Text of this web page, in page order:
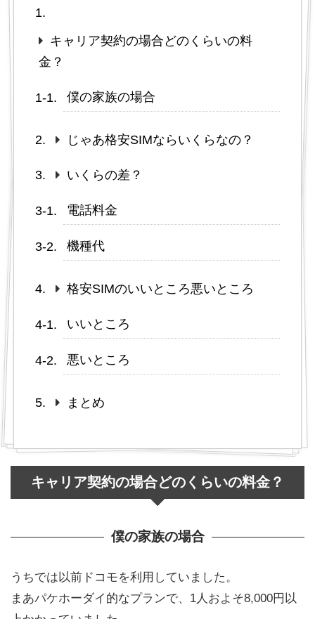
キャリア契約の場合どのくらいの料
金？
僕の家族の場合
じゃあ格安SIMならいくらなの？
いくらの差？
電話料金
機種代
格安SIMのいいところ悪いところ
いいところ
悪いところ
まとめ
キャリア契約の場合どのくらいの料金？
僕の家族の場合
うちでは以前ドコモを利用していました。
まあパケホーダイ的なプランで、1人およそ8,000円以